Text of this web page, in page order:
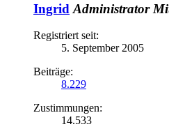
Ingrid Administrator
Registriert seit:
5. September 2005
Beiträge:
8.229
Zustimmungen:
14.533